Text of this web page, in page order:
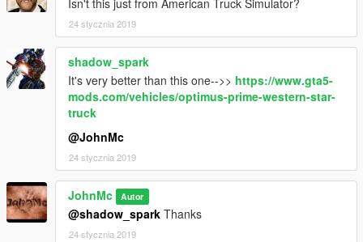
Move the dlc.rpf archive to this folder
It's done!
Spawn a truck in the game using the trainer by name: "prime"
#################################################
Isn't this just from American Truck Simulator?
24 stycznia 2019
shadow_spark
It's very better than this one-->> https://www.gta5-
mods.com/vehicles/optimus-prime-western-star-
truck
@JohnMc
24 stycznia 2019
JohnMc Autor
@shadow_spark Thanks
24 stycznia 2019